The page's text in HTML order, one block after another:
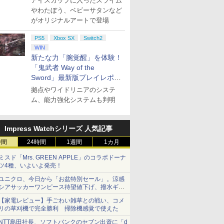
やわたぼう、ベビーサタンなど
がオリジナルアートで登場
PS5 Xbox SX
Switch2
WIN
新たな力「腕覚醒」を体験！
「鬼武者 Way of the
Sword」最新版プレイレポー
ト
拠点やワイドリニアのシステ
ム、能力強化システムも判明
Impress Watchシリーズ 人気記事
24時間 1週間 1カ月
スド「Mrs. GREEN APPLE」のコラボドーナ
4種、いよいよ発売！
ニクロ、今日から「お盆特別セール」。涼感
アサッカーワンピース待望値下げ、撥水ギア
ョーツは1990円に
家電レビュー】手ごわい雑草との戦い、コメ
の草刈機で完全勝利 掃除機感覚で使えた
島田社長、ソフトバンクのセブン出資に「d